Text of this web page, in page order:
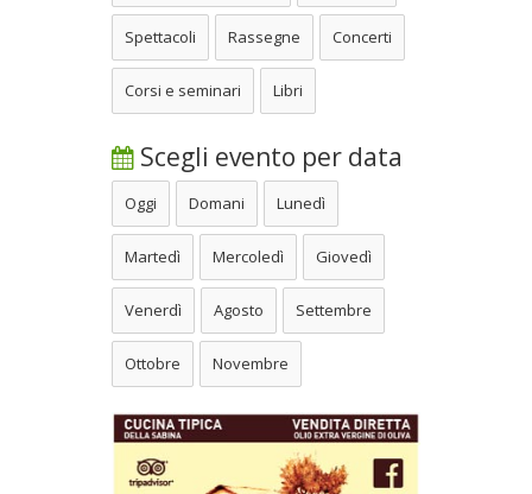
Spettacoli Rassegne Concerti
Corsi e seminari Libri
Scegli evento per data
Oggi Domani Lunedì
Martedì Mercoledì Giovedì
Venerdì Agosto Settembre
Ottobre Novembre